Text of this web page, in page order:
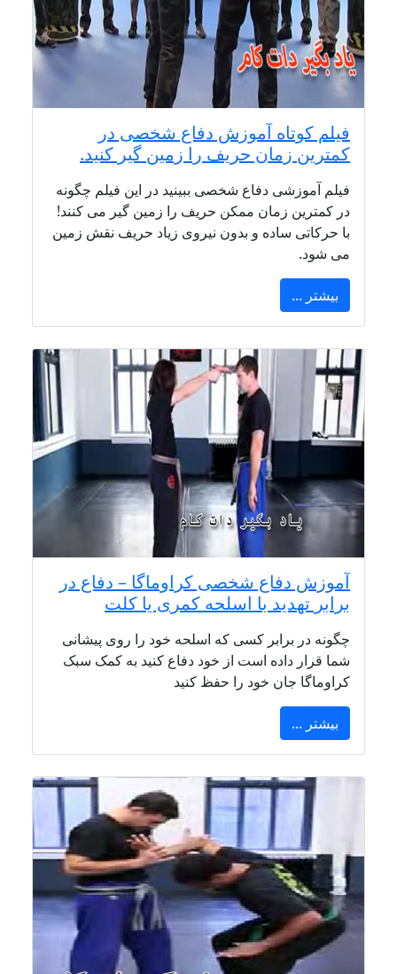
فیلم کوتاه آموزش دفاع شخصی در
کمترین زمان حریف را زمین گیر کنید.
فیلم آموزشی دفاع شخصی ببینید در این فیلم چگونه
در کمترین زمان ممکن حریف را زمین گیر می کنند!
با حرکاتی ساده و بدون نیروی زیاد حریف نقش زمین
می شود.
بیشتر ...
آموزش دفاع شخصی کراوماگا – دفاع در
برابر تهدید با اسلحه کمری یا کلت
چگونه در برابر کسی که اسلحه خود را روی پیشانی
شما قرار داده است از خود دفاع کنید به کمک سبک
کراوماگا جان خود را حفظ کنید
بیشتر ...